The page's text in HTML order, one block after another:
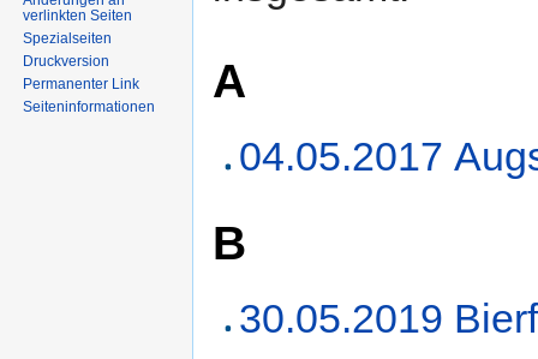
A
04.05.2017
B
30.05.2019
verlinkten Seiten
Spezialseiten
Druckversion
Permanenter Link
Seiten­informationen